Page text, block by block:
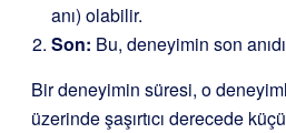
anı) olabilir.
Son: Bu, deneyimin son
Bir deneyimin süresi, o
üzerinde şaşırtıcı derecede